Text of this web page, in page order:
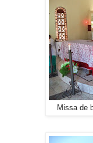
Missa de